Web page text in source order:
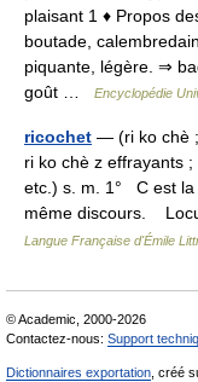
plaisant 1 ♦ Propos
boutade,
piquante, légère. ⇒
goût …
Encyclopédie
ricochet — (ri ko chè
ri ko chè z effrayants
etc.) s. m. 1° C est la
même discours.
Langue Française d'Émile
© Academic, 2000-2026
Contactez-nous: Support
Dictionnaires exportation , créé